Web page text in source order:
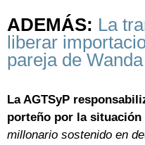
ADEMÁS: La
liberar
pareja de
La AGTSyP
porteño por la situación
millonario sostenido en